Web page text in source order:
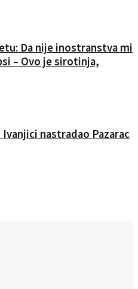
Da nije inostranstva mi
– Ovo je sirotinja,
nastradao Pazarac